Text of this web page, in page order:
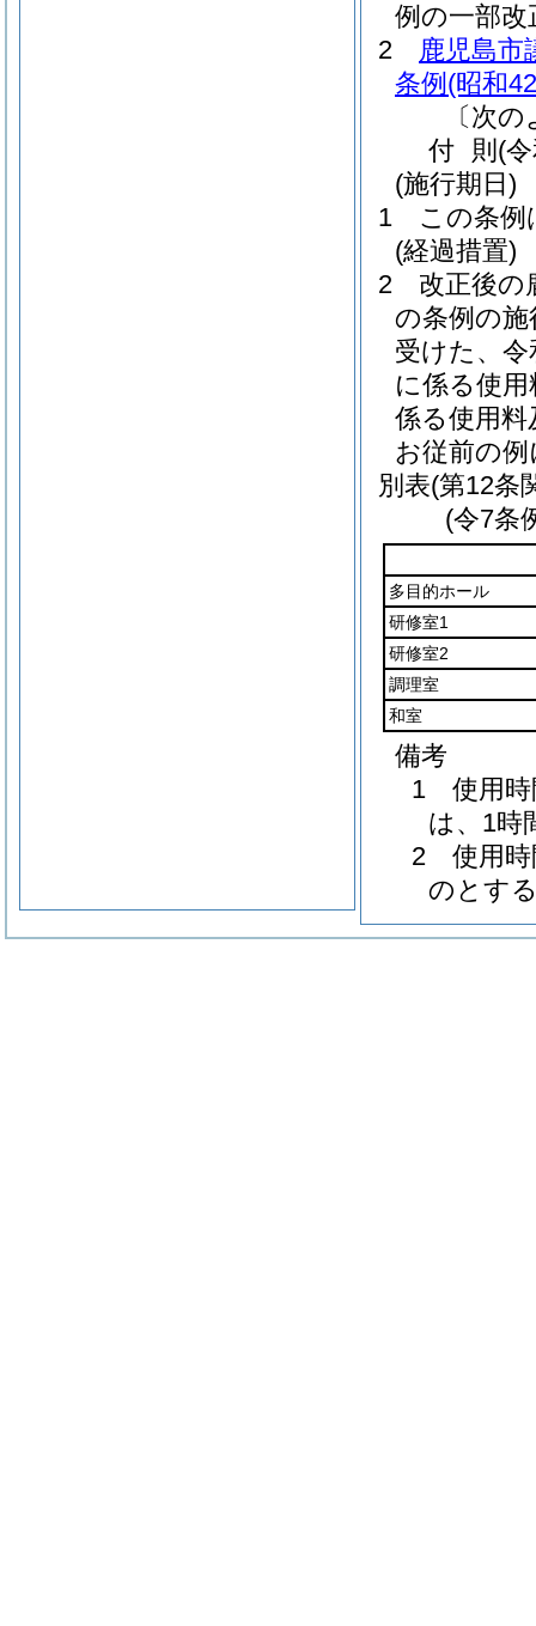
例の一部改
2
鹿児島市
条例 (昭和
〔次
付 則 (
(施行期日)
1
この条例
(経過措置)
2
改正後の
の条例の施
受けた、令
に係る使
係る使用
お従前の
別表(第12条
(令7条
多目的ホール
研修室1
研修室2
調理室
和室
備考
1 使用時
は、1時
2 使用時
のとす